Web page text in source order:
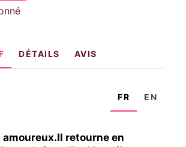
DÉTAILS AVIS
FR EN
retourne en